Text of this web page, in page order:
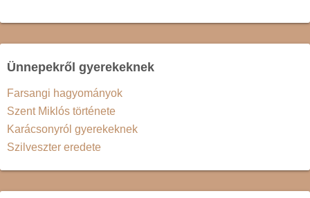
Ünnepekről gyerekeknek
Farsangi hagyományok
Szent Miklós története
Karácsonyról gyerekeknek
Szilveszter eredete